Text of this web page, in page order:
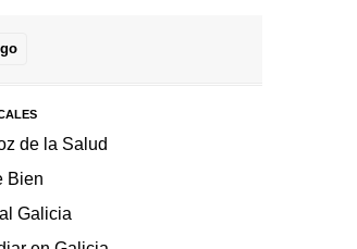
de la Salud
Bien
Galicia